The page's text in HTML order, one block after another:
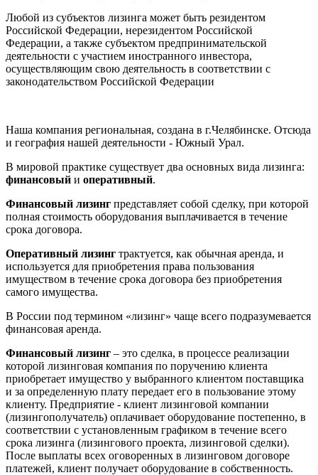
Любой из субъектов лизинга может быть резидентом
Российской Федерации, нерезидентом Российской
Федерации, а также субъектом предпринимательской
деятельности с участием иностранного инвестора,
осуществляющим свою деятельность в соответствии с
законодательством Российской Федерации
Наша компания региональная, создана в г.Челябинске. Отсюда
и география нашей деятельности - Южный Урал.
В мировой практике существует два основных вида лизинга:
финансовый и оперативный.
Финансовый лизинг представляет собой сделку, при которой
полная стоимость оборудования выплачивается в течение
срока договора.
Оперативный лизинг трактуется, как обычная аренда, и
используется для приобретения права пользования
имуществом в течение срока договора без приобретения
самого имущества.
В России под термином «лизинг» чаще всего подразумевается
финансовая аренда.
Финансовый лизинг – это сделка, в процессе реализации
которой лизинговая компания по поручению клиента
приобретает имущество у выбранного клиентом поставщика
и за определенную плату передает его в пользование этому
клиенту. Предприятие - клиент лизинговой компании
(лизингополучатель) оплачивает оборудование постепенно, в
соответствии с установленным графиком в течение всего
срока лизинга (лизингового проекта, лизинговой сделки).
После выплаты всех оговоренных в лизинговом договоре
платежей, клиент получает оборудование в собственность.